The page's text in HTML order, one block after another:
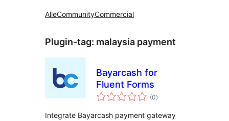
AlleCommunityCommercial
Plugin-tag: malaysia payment
Bayarcash for
Fluent Forms
(0totale
bedømmelser
)
Integrate Bayarcash payment gateway